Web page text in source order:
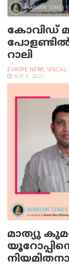
കോവിഡ്
റാലി
EUROPE NEWS, SPECIAL
MAY 5, 2021
മാത്യു